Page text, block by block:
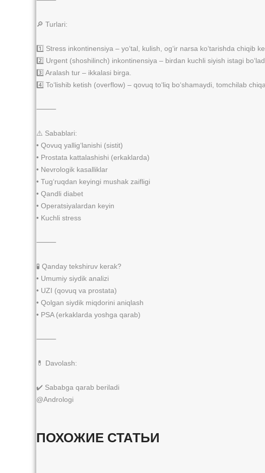
🔎 Turlari:
1️⃣ Stress inkontinensiya – yo‘tal, kulish, og‘ir narsa ko‘tarishda chiqib
2️⃣ Urgent (shoshilinch) inkontinensiya – birdan kuchli siyish istagi
3️⃣ Aralash tur – ikkalasi birga.
4️⃣ To‘lishib ketish (overflow) – qovuq to‘liq bo‘shamaydi, tomchilab
⸻
⚠️ Sabablari:
• Qovuq yallig‘lanishi (sistit)
• Prostata kattalashishi (erkaklarda)
• Nevrologik kasalliklar
• Tug‘ruqdan keyingi mushak zaifligi
• Qandli diabet
• Operatsiyalardan keyin
• Kuchli stress
⸻
🧪 Qanday tekshiruv kerak?
• Umumiy siydik analizi
• UZI (qovuq va prostata)
• Qolgan siydik miqdorini aniqlash
• PSA (erkaklarda yoshga qarab)
⸻
💊 Davolash:
✔️ Sababga qarab beriladi
@Andrologi
ПОХОЖИЕ СТАТЬИ